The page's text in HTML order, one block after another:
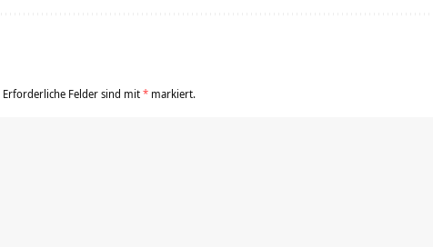
Erforderliche Felder sind mit* markiert.